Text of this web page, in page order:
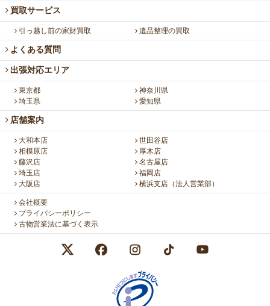
買取サービス
引っ越し前の家財買取 遺品整理の買取
よくある質問
出張対応エリア
東京都
神奈川県
埼玉県
愛知県
店舗案内
大和本店
世田谷店
相模原店
厚木店
藤沢店
名古屋店
埼玉店
福岡店
大阪店
横浜支店（法人営業部）
会社概要
プライバシーポリシー
古物営業法に基づく表示